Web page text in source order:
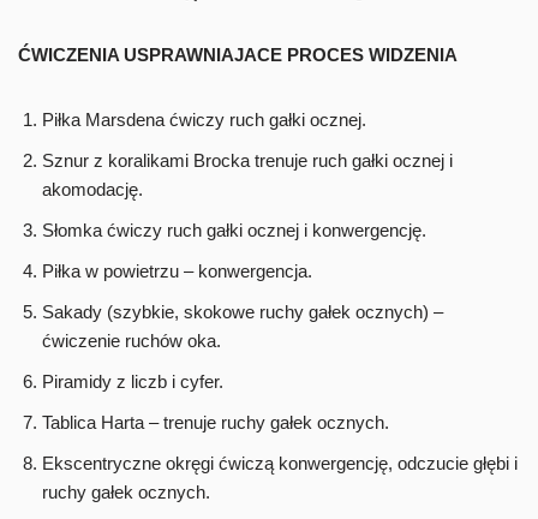
ĆWICZENIA USPRAWNIAJACE PROCES WIDZENIA
Piłka Marsdena ćwiczy ruch gałki ocznej.
Sznur z koralikami Brocka trenuje ruch gałki ocznej i
akomodację.
Słomka ćwiczy ruch gałki ocznej i konwergencję.
Piłka w powietrzu – konwergencja.
Sakady (szybkie, skokowe ruchy gałek ocznych) –
ćwiczenie ruchów oka.
Piramidy z liczb i cyfer.
Tablica Harta – trenuje ruchy gałek ocznych.
Ekscentryczne okręgi ćwiczą konwergencję, odczucie głębi i
ruchy gałek ocznych.